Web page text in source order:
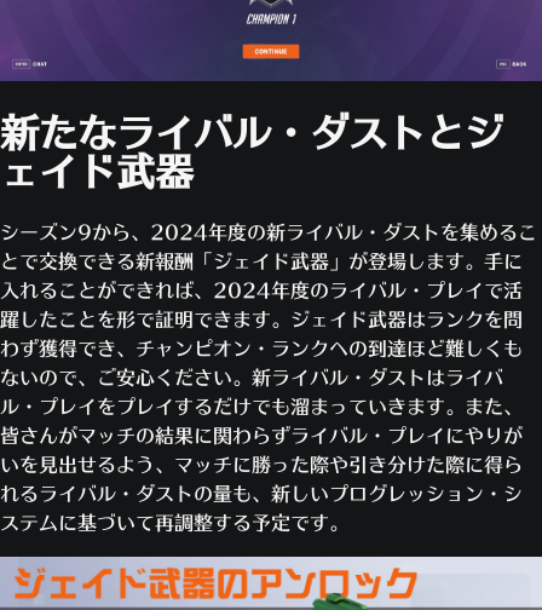
新たなライバル・ダストとジ
ェイド武器
シーズン9から、2024年度の新ライバル・ダストを集めるこ
とで交換できる新報酬「ジェイド武器」が登場します。手に
入れることができれば、2024年度のライバル・プレイで活
躍したことを形で証明できます。ジェイド武器はランクを問
わず獲得でき、チャンピオン・ランクへの到達ほど難しくも
ないので、ご安心ください。新ライバル・ダストはライバ
ル・プレイをプレイするだけでも溜まっていきます。また、
皆さんがマッチの結果に関わらずライバル・プレイにやりが
いを見出せるよう、マッチに勝った際や引き分けた際に得ら
れるライバル・ダストの量も、新しいプログレッション・シ
ステムに基づいて再調整する予定です。